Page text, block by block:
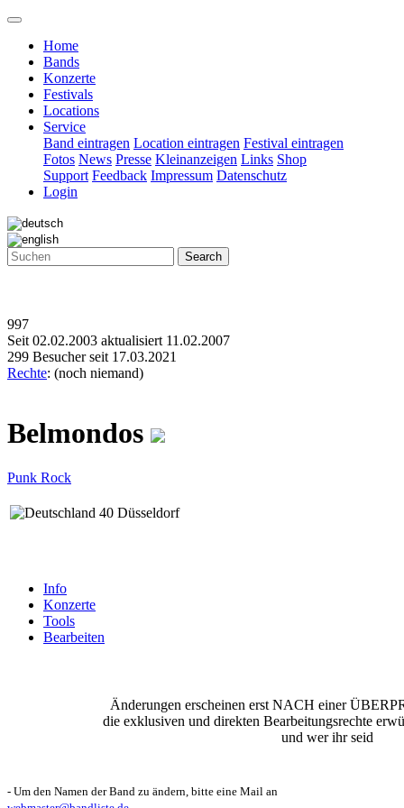
Home
Bands
Konzerte
Festivals
Locations
Service
Band eintragen Location eintragen Festival eintragen
Fotos News Presse Kleinanzeigen Links Shop
Support Feedback Impressum Datenschutz
Login
Search
997
Seit 02.02.2003 aktualisiert 11.02.2007
299 Besucher seit 17.03.2021
Rechte: (noch niemand)
Belmondos
Punk Rock
40 Düsseldorf
Info
Konzerte
Tools
Bearbeiten
Änderungen erscheinen erst NACH einer
die exklusiven und direkten Bearbeitungsrechte
und wer ihr seid
- Um den Namen der Band zu ändern, bitte eine Mail an